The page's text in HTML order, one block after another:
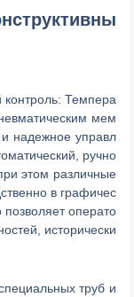
контроль: Темпера
мем
надежное управл
ручно
этом различные
в графичес
операто
исторически
труб и